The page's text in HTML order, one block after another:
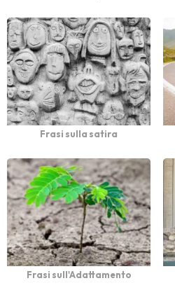
Frasi sulla satira
Frasi sull'Adattamento